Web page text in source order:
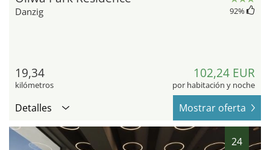
Danzig 92%
19,34
kilómetros
102,24 EUR
por habitación y noche
Detalles Mostrar oferta
24